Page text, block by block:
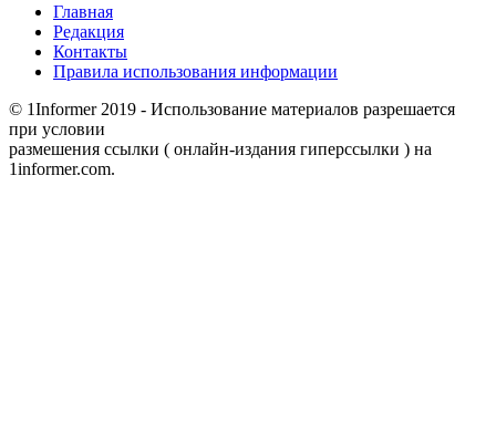
Главная
Редакция
Контакты
Правила использования информации
© 1Informer 2019 - Использование материалов разрешается
при условии
размешения ссылки ( онлайн-издания гиперссылки ) на
1informer.com.